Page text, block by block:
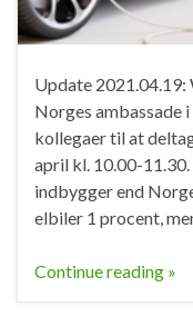
Update 2021.04.19:
Norges ambassade
kollegaer til at
april kl. 10.00-
indbygger end
elbiler 1 procent,
Continue reading »